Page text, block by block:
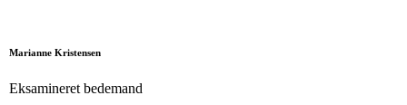
Marianne Kristensen
Eksamineret bedemand